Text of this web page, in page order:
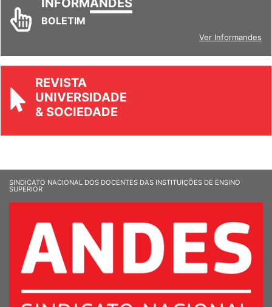
INFORMANDES
BOLETIM
Ver Informandes
REVISTA
UNIVERSIDADE
& SOCIEDADE
SINDICATO NACIONAL DOS DOCENTES DAS INSTITUIÇÕES DE ENSINO
SUPERIOR